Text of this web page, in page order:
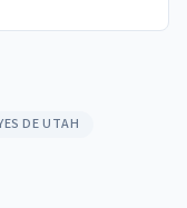
DE UTAH